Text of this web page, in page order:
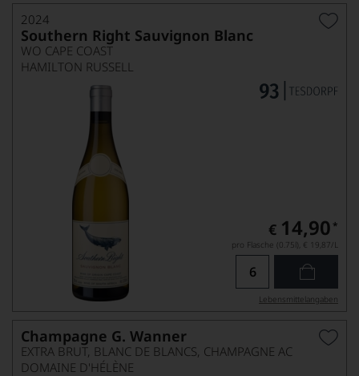
2024
Southern Right Sauvignon Blanc
WO CAPE COAST
HAMILTON RUSSELL
€ 14,90 *
pro Flasche (0.75l), € 19,87/L
Lebensmittel­angaben
Champagne G. Wanner
EXTRA BRUT, BLANC DE BLANCS, CHAMPAGNE AC
DOMAINE D'HÉLÈNE